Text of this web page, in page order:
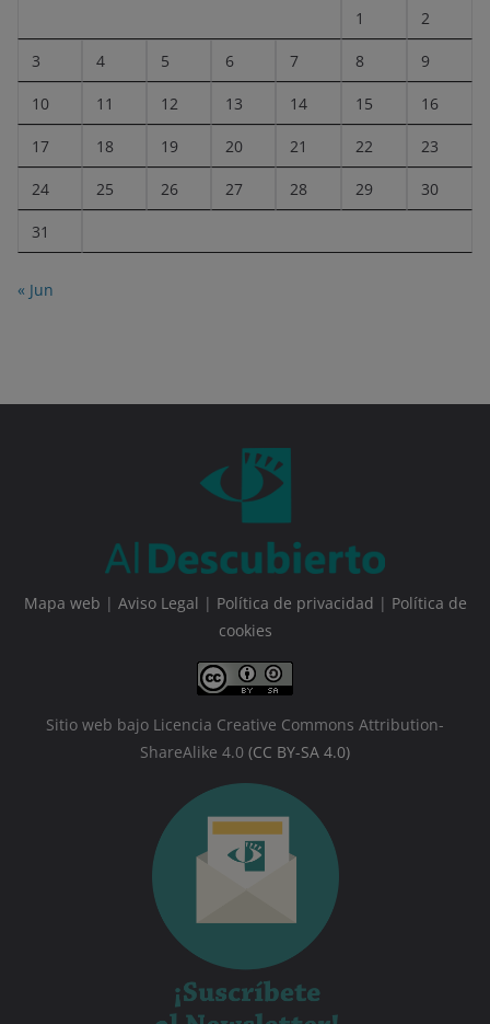
1 2
3 4 5 6 7 8 9
10 11 12 13 14 15 16
17 18 19 20 21 22 23
24 25 26 27 28 29 30
31
« Jun
Mapa web | Aviso Legal | Política de privacidad | Política de
cookies
Sitio web bajo Licencia Creative Commons Attribution-
ShareAlike 4.0 (CC BY-SA 4.0)